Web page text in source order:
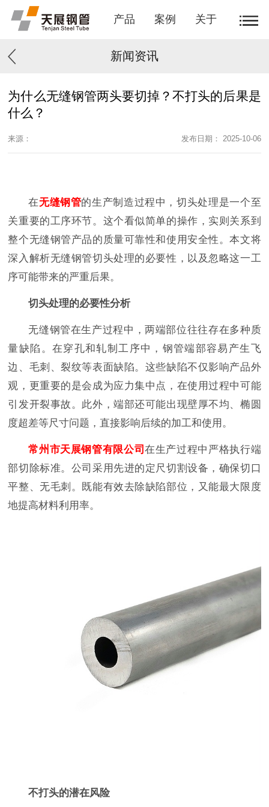
产品 案例 关于
新闻资讯
为什么无缝钢管两头要切掉？不打头的后果是
什么？
来源： 发布日期： 2025-10-06
在无缝钢管的生产制造过程中，切头处理是一个至
关重要的工序环节。这个看似简单的操作，实则关系到
整个无缝钢管产品的质量可靠性和使用安全性。本文将
深入解析无缝钢管切头处理的必要性，以及忽略这一工
序可能带来的严重后果。
切头处理的必要性分析
无缝钢管在生产过程中，两端部位往往存在多种质
量缺陷。在穿孔和轧制工序中，钢管端部容易产生飞
边、毛刺、裂纹等表面缺陷。这些缺陷不仅影响产品外
观，更重要的是会成为应力集中点，在使用过程中可能
引发开裂事故。此外，端部还可能出现壁厚不均、椭圆
度超差等尺寸问题，直接影响后续的加工和使用。
常州市天展钢管有限公司在生产过程中严格执行端
部切除标准。公司采用先进的定尺切割设备，确保切口
平整、无毛刺。既能有效去除缺陷部位，又能最大限度
地提高材料利用率。
不打头的潜在风险